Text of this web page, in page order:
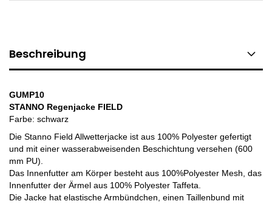
Beschreibung
GUMP10
STANNO Regenjacke FIELD
Farbe: schwarz
Die Stanno Field Allwetterjacke ist aus 100% Polyester gefertigt
und mit einer wasserabweisenden Beschichtung versehen (600
mm PU).
Das Innenfutter am Körper besteht aus 100%Polyester Mesh, das
Innenfutter der Ärmel aus 100% Polyester Taffeta.
Die Jacke hat elastische Armbündchen, einen Taillenbund mit